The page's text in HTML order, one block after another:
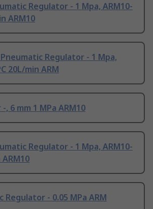
Regulator - 1 Mpa, ARM10-
ARM10
Pneumatic Regulator - 1 Mpa,
20L/min ARM
, 6 mm 1 MPa ARM10
Regulator - 1 Mpa, ARM10-
Regulator - 0.05 MPa ARM